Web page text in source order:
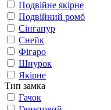
Подвійне якірне
Подвійний ромб
Сінгапур
Снейк
Фігаро
Шнурок
Якірне
Тип замка
Гачок